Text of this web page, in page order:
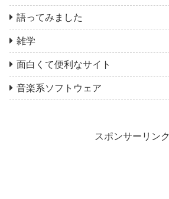
語ってみました
雑学
面白くて便利なサイト
音楽系ソフトウェア
スポンサーリンク